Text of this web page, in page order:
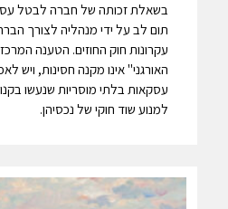
בשאלת זכותה של חברה לבטל
תום לב על ידי מנהליה לצורך
עקרונות חוק החוזים. הטענה
האורגני" אינו מקנה חסינות, ויש
עסקאות בלתי מוסריות שנעשו
למנוע שוד חוקי של נכסיהן.